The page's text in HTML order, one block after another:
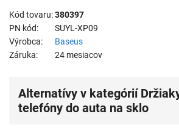
Kód tovaru 380397
PN kód
SUYL-XP09
Výrobca
Baseus
Záruka
24 mesiacov
Alternatívy v kategórií
telefóny do auta na sklo